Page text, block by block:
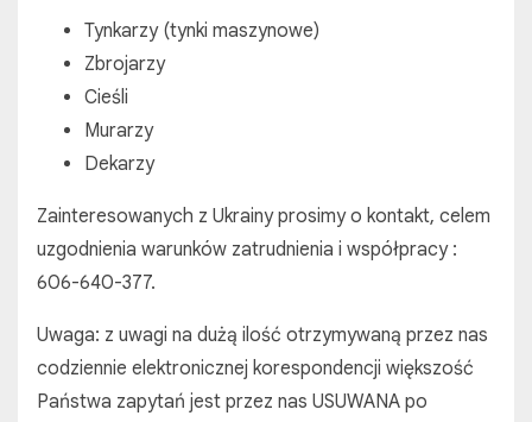
Tynkarzy (tynki maszynowe)
Zbrojarzy
Cieśli
Murarzy
Dekarzy
Zainteresowanych z Ukrainy prosimy o kontakt, celem
uzgodnienia warunków zatrudnienia i współpracy :
606-640-377.
Uwaga: z uwagi na dużą ilość otrzymywaną przez nas
codziennie elektronicznej korespondencji większość
Państwa zapytań jest przez nas USUWANA po